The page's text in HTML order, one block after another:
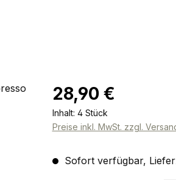
Regulärer Preis:
28,90 €
Inhalt: 4 Stück
Preise inkl. MwSt. zzgl.
Sofort verfügbar,